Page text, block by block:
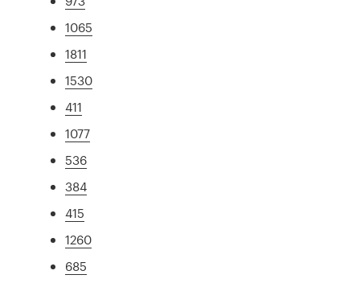
1065
1811
1530
411
1077
536
384
415
1260
685